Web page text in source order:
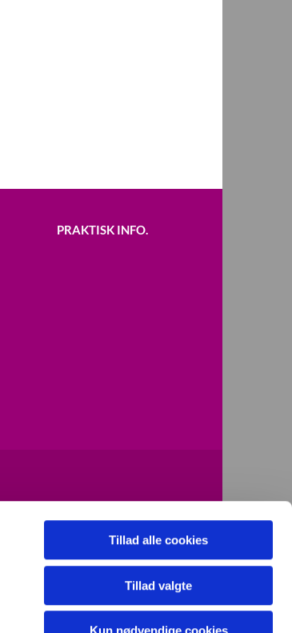
Tillad alle cookies
Tillad valgte
PRAKTISK INFO.